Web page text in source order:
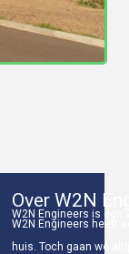
Over W2N
W2N Engineers is een
W2N Engineers heeft
huis. Toch gaan we